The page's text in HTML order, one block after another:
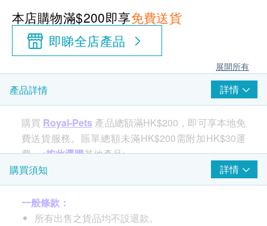
本店購物滿$200即享免費送貨
即睇全店產品
展開所有
產品詳情 詳情
購買 Royal-Pets 產品總額滿HK$200，即可享本地免
費送貨服務。賬單總額未滿HK$200需附加HK$30運
費。<按此選購其他產品>
功效
Royal-Pets多效紓緩乳液專為寵物而設，結合多種草
本成分，具有修護舒敏、抗炎抗菌、驅蟲等多重功
購買須知 詳情
一般條款：
所有出售之貨品均不設退款。